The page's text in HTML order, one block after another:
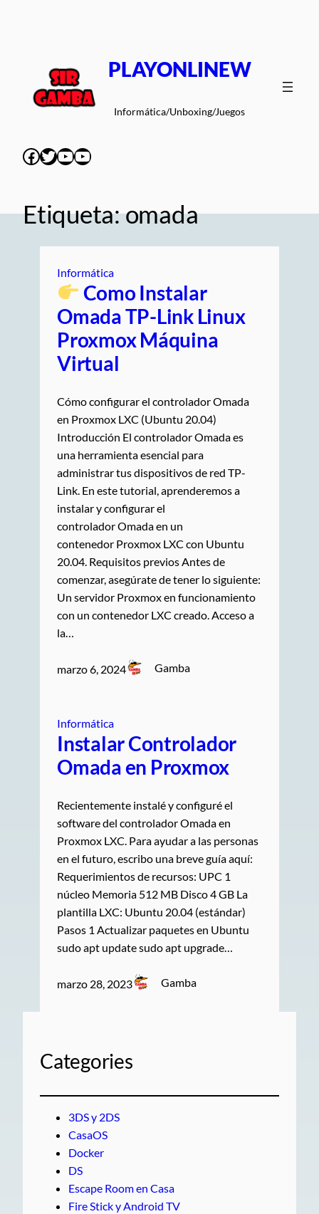
PLAYONLINEW
Informática/Unboxing/Juegos
Facebook
Twitter
YouTube
YouTube
Etiqueta:omada
Informática
Como Instalar
Omada TP-Link Linux
Proxmox Máquina
Virtual
Cómo configurar el controlador Omada
en Proxmox LXC (Ubuntu 20.04)
Introducción El controlador Omada es
una herramienta esencial para
administrar tus dispositivos de red TP-
Link. En este tutorial, aprenderemos a
instalar y configurar el
controlador Omada en un
contenedor Proxmox LXC con Ubuntu
20.04. Requisitos previos Antes de
comenzar, asegúrate de tener lo siguiente:
Un servidor Proxmox en funcionamiento
con un contenedor LXC creado. Acceso a
la…
marzo 6, 2024 Gamba
Informática
Instalar Controlador
Omada en Proxmox
Recientemente instalé y configuré el
software del controlador Omada en
Proxmox LXC. Para ayudar a las personas
en el futuro, escribo una breve guía aquí:
Requerimientos de recursos: UPC 1
núcleo Memoria 512 MB Disco 4 GB La
plantilla LXC: Ubuntu 20.04 (estándar)
Pasos 1 Actualizar paquetes en Ubuntu
sudo apt update sudo apt upgrade…
marzo 28, 2023 Gamba
Categories
3DS y 2DS
CasaOS
Docker
DS
Escape Room en Casa
Fire Stick y Android TV